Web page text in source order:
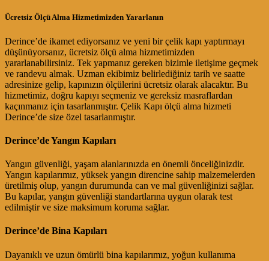
Ücretsiz Ölçü Alma Hizmetimizden Yararlanın
Derince’de ikamet ediyorsanız ve yeni bir çelik kapı yaptırmayı
düşünüyorsanız, ücretsiz ölçü alma hizmetimizden
yararlanabilirsiniz. Tek yapmanız gereken bizimle iletişime geçmek
ve randevu almak. Uzman ekibimiz belirlediğiniz tarih ve saatte
adresinize gelip, kapınızın ölçülerini ücretsiz olarak alacaktır. Bu
hizmetimiz, doğru kapıyı seçmeniz ve gereksiz masraflardan
kaçınmanız için tasarlanmıştır. Çelik Kapı ölçü alma hizmeti
Derince’de size özel tasarlanmıştır.
Derince’de Yangın Kapıları
Yangın güvenliği, yaşam alanlarınızda en önemli önceliğinizdir.
Yangın kapılarımız, yüksek yangın direncine sahip malzemelerden
üretilmiş olup, yangın durumunda can ve mal güvenliğinizi sağlar.
Bu kapılar, yangın güvenliği standartlarına uygun olarak test
edilmiştir ve size maksimum koruma sağlar.
Derince’de Bina Kapıları
Dayanıklı ve uzun ömürlü bina kapılarımız, yoğun kullanıma